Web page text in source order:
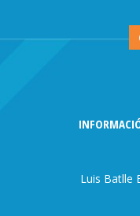
Luis Batlle